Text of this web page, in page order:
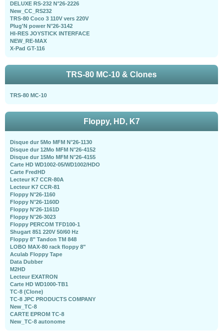
DELUXE RS-232 N°26-2226
New_CC_RS232
TRS-80 Coco 3 110V vers 220V
Plug'N power N°26-3142
HI-RES JOYSTICK INTERFACE
NEW_RE-MAX
X-Pad GT-116
TRS-80 MC-10 & Clones
TRS-80 MC-10
Floppy, HD, K7
Disque dur 5Mo MFM N°26-1130
Disque dur 12Mo MFM N°26-4152
Disque dur 15Mo MFM N°26-4155
Carte HD WD1002-05/WD1002/HDO
Carte FredHD
Lecteur K7 CCR-80A
Lecteur K7 CCR-81
Floppy N°26-1160
Floppy N°26-1160D
Floppy N°26-1161D
Floppy N°26-3023
Floppy PERCOM TFD100-1
Shugart 851 220V 50/60 Hz
Floppy 8" Tandon TM 848
LOBO MAX-80 rack floppy 8"
Aculab Floppy Tape
Data Dubber
M2HD
Lecteur EXATRON
Carte HD WD1000-TB1
TC-8 (Clone)
TC-8 JPC PRODUCTS COMPANY
New_TC-8
CARTE EPROM TC-8
New_TC-8 autonome